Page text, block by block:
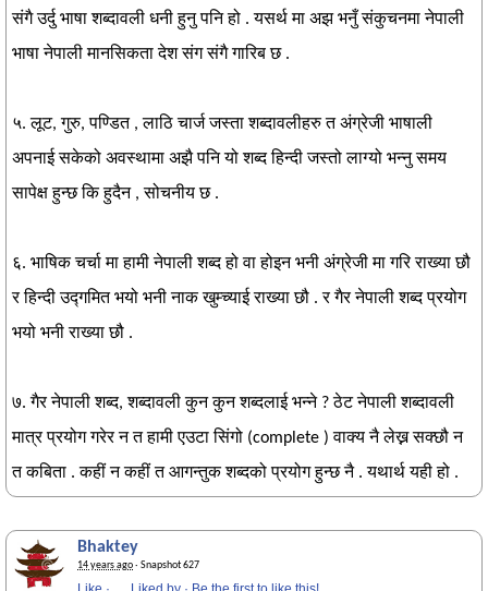
संगै उर्दु भाषा शब्दावली धनी हुनु पनि हो . यसर्थ मा अझ भनुँ संकुचनमा नेपाली
भाषा नेपाली मानसिकता देश संग संगै गारिब छ .
५. लूट, गुरु, पण्डित , लाठि चार्ज जस्ता शब्दावलीहरु त अंग्रेजी भाषाली
अपनाई सकेको अवस्थामा अझै पनि यो शब्द हिन्दी जस्तो लाग्यो भन्नु समय
सापेक्ष हुन्छ कि हुदैन , सोचनीय छ .
६. भाषिक चर्चा मा हामी नेपाली शब्द हो वा होइन भनी अंग्रेजी मा गरि राख्या छौ
र हिन्दी उद्गमित भयो भनी नाक खुम्च्याई राख्या छौ . र गैर नेपाली शब्द प्रयोग
भयो भनी राख्या छौ .
७. गैर नेपाली शब्द, शब्दावली कुन कुन शब्दलाई भन्ने ? ठेट नेपाली शब्दावली
मात्र प्रयोग गरेर न त हामी एउटा सिंगो (complete ) वाक्य नै लेख्न सक्छौ न
त कबिता . कहीं न कहीं त आगन्तुक शब्दको प्रयोग हुन्छ नै . यथार्थ यही हो .
Bhaktey
14 years ago· Snapshot 627